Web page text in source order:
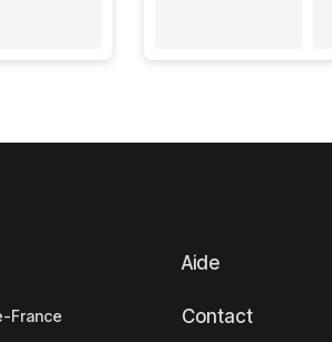
France
Aide
Contact